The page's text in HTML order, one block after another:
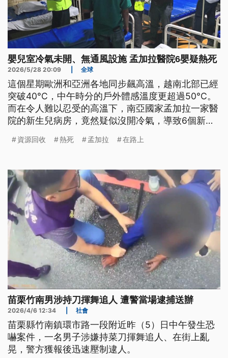
嬰兒室冷氣未開、無通風設施 孟加拉醫院6嬰疑熱死
2026/5/28 20:09 全球
這個星期歐洲和亞洲各地同步飆高溫，越南北部已經
突破40°C，中午時分的戶外體感溫度更超過50°C。
而在令人難以忍受的高溫下，南亞國家孟加拉一家醫
院的新生兒病房，竟然疑似沒開冷氣，導致6個新生
資源回收 熱死 孟加拉 在路上
苗栗竹南男涉持刀揮舞追人 遭警當場逮捕送辦
2026/4/6 12:34 社會
苗栗縣竹南鎮環市路一段附近昨（5）日中午發生恐
嚇案件，一名男子涉嫌持菜刀揮舞追人、在街上亂
晃，警方獲報後迅速壓制逮人。